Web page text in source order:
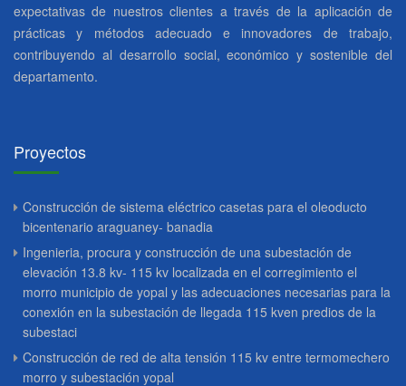
expectativas de nuestros clientes a través de la aplicación de
prácticas y métodos adecuado e innovadores de trabajo,
contribuyendo al desarrollo social, económico y sostenible del
departamento.
Proyectos
Construcción de sistema eléctrico casetas para el oleoducto
bicentenario araguaney- banadia
Ingenieria, procura y construcción de una subestación de
elevación 13.8 kv- 115 kv localizada en el corregimiento el
morro municipio de yopal y las adecuaciones necesarias para la
conexión en la subestación de llegada 115 kven predios de la
subestaci
Construcción de red de alta tensión 115 kv entre termomechero
morro y subestación yopal